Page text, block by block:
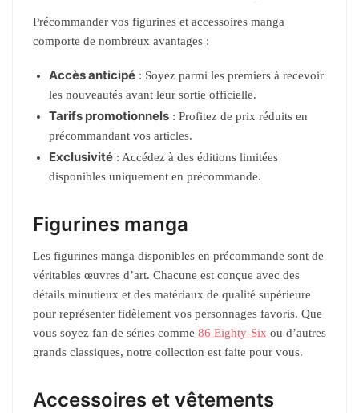
Précommander vos figurines et accessoires manga
comporte de nombreux avantages :
Accès anticipé : Soyez parmi les premiers à recevoir
les nouveautés avant leur sortie officielle.
Tarifs promotionnels : Profitez de prix réduits en
précommandant vos articles.
Exclusivité : Accédez à des éditions limitées
disponibles uniquement en précommande.
Figurines manga
Les figurines manga disponibles en précommande sont de
véritables œuvres d’art. Chacune est conçue avec des
détails minutieux et des matériaux de qualité supérieure
pour représenter fidèlement vos personnages favoris. Que
vous soyez fan de séries comme 86 Eighty-Six ou d’autres
grands classiques, notre collection est faite pour vous.
Accessoires et vêtements